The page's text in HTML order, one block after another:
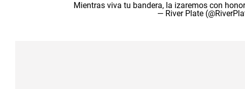
Mientras viva tu bandera, la izaremos con
— River Plate